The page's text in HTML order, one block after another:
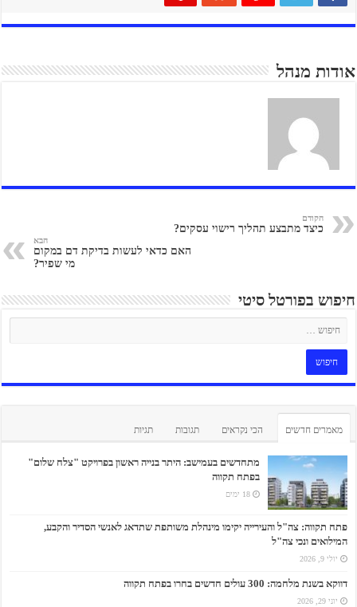
אודות מנהל
הקודם
כיצד מתבצע תהליך רישוי עסקים?
הבא
האם כדאי לעשות בדיקת דם במקום
מי שפיר?
חיפוש בפורטל סיטי
מאמרים חדשים הכי נקראים תגובות תגיות
מתחדשים בעמישב: היתר בנייה ראשון בפרויקט "צלח שלום"
בפתח תקווה
18 ימים
פתח תקווה: צה"ל והעירייה יקימו מינהלת משותפת שתדאג לאנשי הסדיר והקבע,
המילואים ונכי צה"ל
יולי 9, 2026
דווקא בשנת מלחמה: 300 עולים חדשים בחרו בפתח תקווה
יוני 29, 2026